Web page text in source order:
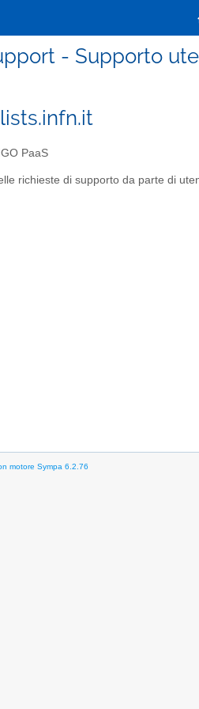
- Supporto
PaaS
richieste di supporto da parte di
motore Sympa 6.2.76